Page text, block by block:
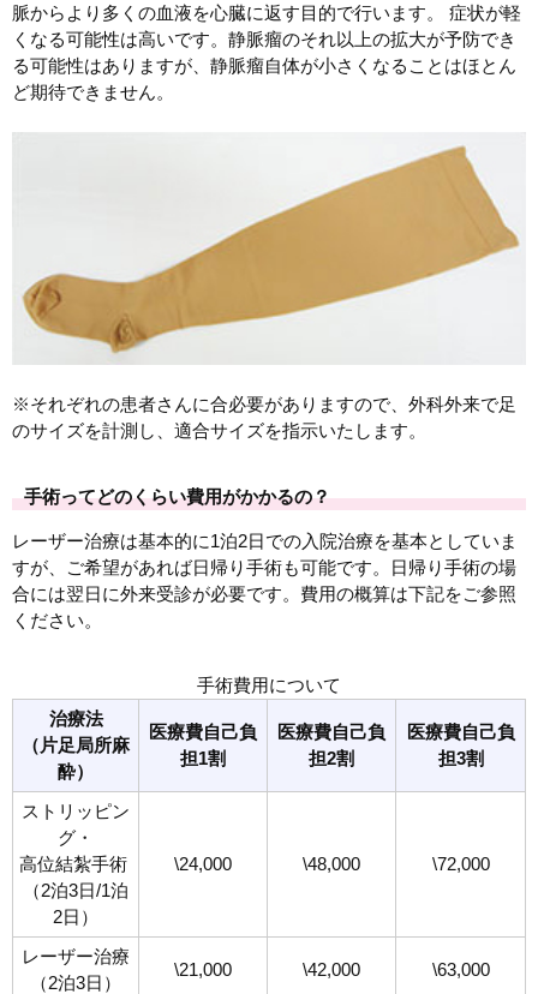
脈からより多くの血液を心臓に返す目的で行います。 症状が軽
くなる可能性は高いです。静脈瘤のそれ以上の拡大が予防でき
る可能性はありますが、静脈瘤自体が小さくなることはほとん
ど期待できません。
※それぞれの患者さんに合必要がありますので、外科外来で足
のサイズを計測し、適合サイズを指示いたします。
手術ってどのくらい費用がかかるの？
レーザー治療は基本的に1泊2日での入院治療を基本としていま
すが、ご希望があれば日帰り手術も可能です。日帰り手術の場
合には翌日に外来受診が必要です。費用の概算は下記をご参照
ください。
手術費用について
治療法
（片足局所麻
酔）
医療費自己負
担1割
医療費自己負
担2割
医療費自己負
担3割
ストリッピン
グ・
高位結紮手術
（2泊3日/1泊
2日 ）
\24,000 \48,000 \72,000
レーザー治療
（2泊3日）
\21,000 \42,000 \63,000